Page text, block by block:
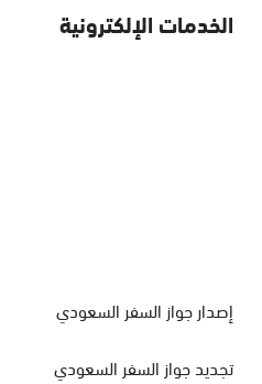
الخدمات الإلكترونية
إصدار جواز السفر السعودي
تجديد جواز السفر السعودي